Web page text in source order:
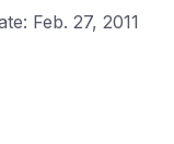
Feb. 27, 2011